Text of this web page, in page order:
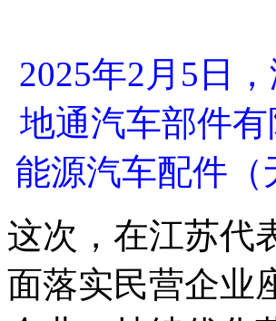
2025年2月5日
地通汽车部件
能源汽车配件
这次，在江苏代
面落实民营企业